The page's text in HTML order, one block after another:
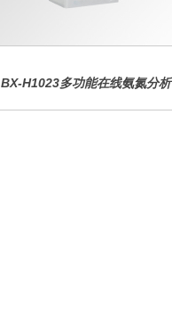
BX-H1023多功能在线氨氮分析